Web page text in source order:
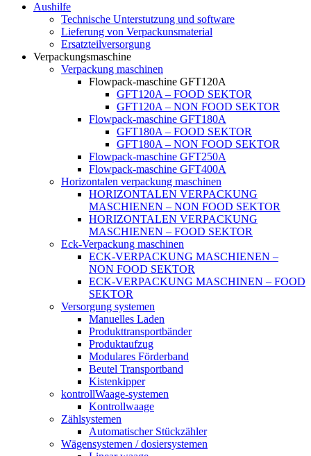
Aushilfe
Technische Unterstutzung und software
Lieferung von Verpackunsmaterial
Ersatzteilversorgung
Verpackungsmaschine
Verpackung maschinen
Flowpack-maschine GFT120A
GFT120A – FOOD SEKTOR
GFT120A – NON FOOD SEKTOR
Flowpack-maschine GFT180A
GFT180A – FOOD SEKTOR
GFT180A – NON FOOD SEKTOR
Flowpack-maschine GFT250A
Flowpack-maschine GFT400A
Horizontalen verpackung maschinen
HORIZONTALEN VERPACKUNG
MASCHIENEN – NON FOOD SEKTOR
HORIZONTALEN VERPACKUNG
MASCHIENEN – FOOD SEKTOR
Eck-Verpackung maschinen
ECK-VERPACKUNG MASCHIENEN –
NON FOOD SEKTOR
ECK-VERPACKUNG MASCHINEN – FOOD
SEKTOR
Versorgung systemen
Manuelles Laden
Produkttransportbänder
Produktaufzug
Modulares Förderband
Beutel Transportband
Kistenkipper
kontrollWaage-systemen
Kontrollwaage
Zählsystemen
Automatischer Stückzähler
Wägensystemen / dosiersystemen